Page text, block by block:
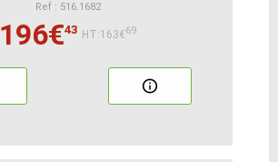
Ref : 516.1682
196€43 HT:163€69